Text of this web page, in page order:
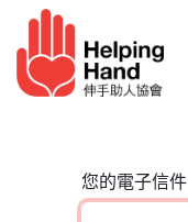
跳至內容
您的電子信件